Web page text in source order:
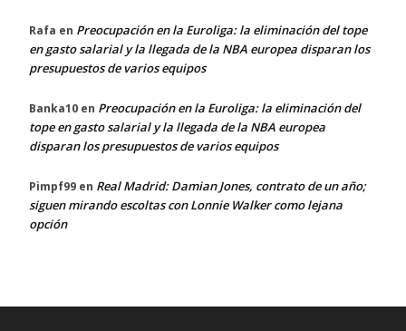
Rafa en Preocupación en la Euroliga: la eliminación del tope
en gasto salarial y la llegada de la NBA europea disparan los
presupuestos de varios equipos
Banka10 en Preocupación en la Euroliga: la eliminación del
tope en gasto salarial y la llegada de la NBA europea
disparan los presupuestos de varios equipos
Pimpf99 en Real Madrid: Damian Jones, contrato de un año;
siguen mirando escoltas con Lonnie Walker como lejana
opción